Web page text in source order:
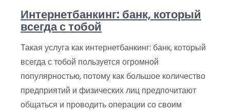
Интернетбанкинг: банк, который
всегда с тобой
Такая услуга как интернетбанкинг: банк, который
всегда с тобой пользуется огромной
популярностью, потому как большое количество
предприятий и физических лиц предпочитают
общаться и проводить операции со своим